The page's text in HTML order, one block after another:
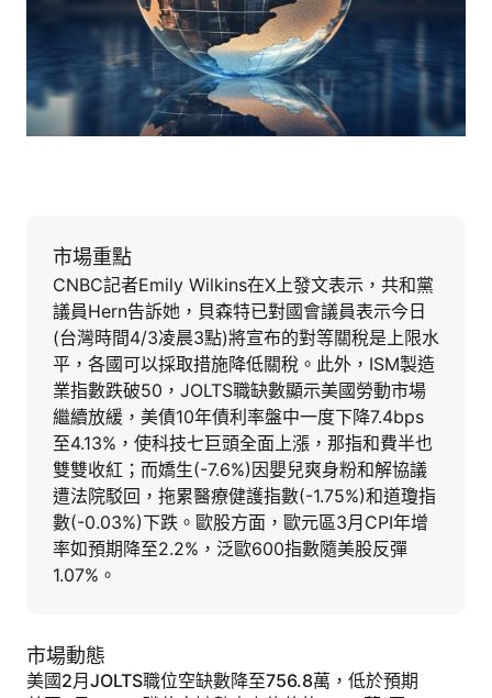
市場重點
CNBC記者Emily Wilkins在X上發文表示，共和黨
議員Hern告訴她，貝森特已對國會議員表示今日
(台灣時間4/3凌晨3點)將宣布的對等關稅是上限水
平，各國可以採取措施降低關稅。此外，ISM製造
業指數跌破50，JOLTS職缺數顯示美國勞動市場
繼續放緩，美債10年債利率盤中一度下降7.4bps
至4.13%，使科技七巨頭全面上漲，那指和費半也
雙雙收紅；而嬌生(-7.6%)因嬰兒爽身粉和解協議
遭法院駁回，拖累醫療健護指數(-1.75%)和道瓊指
數(-0.03%)下跌。歐股方面，歐元區3月CPI年增
率如預期降至2.2%，泛歐600指數隨美股反彈
1.07%。
市場動態
美國2月JOLTS職位空缺數降至756.8萬，低於預期